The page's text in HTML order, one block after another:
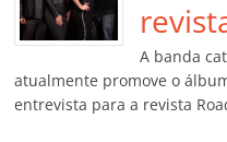
o
k
p
A banda
atualmente promove o
entrevista para a revista